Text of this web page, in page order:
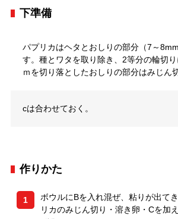
下準備
パプリカはヘタとおしりの部分（7～
す。種とワタを取り除き、2等分の輪切
ｍを切り落としたおしりの部分はみじん
cは合わせておく。
作りかた
1
ボウルにBを入れ混ぜ、粘りが出て
リカのみじん切り・溶き卵・Cを加